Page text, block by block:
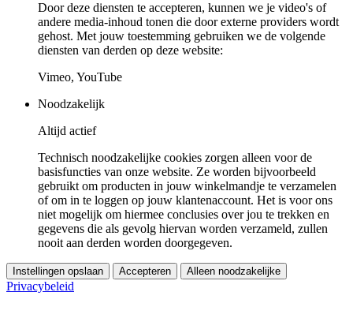
Door deze diensten te accepteren, kunnen we je video's of
andere media-inhoud tonen die door externe providers wordt
gehost. Met jouw toestemming gebruiken we de volgende
diensten van derden op deze website:
Vimeo, YouTube
Noodzakelijk
Altijd actief
Technisch noodzakelijke cookies zorgen alleen voor de
basisfuncties van onze website. Ze worden bijvoorbeeld
gebruikt om producten in jouw winkelmandje te verzamelen
of om in te loggen op jouw klantenaccount. Het is voor ons
niet mogelijk om hiermee conclusies over jou te trekken en
gegevens die als gevolg hiervan worden verzameld, zullen
nooit aan derden worden doorgegeven.
Instellingen opslaan Accepteren Alleen noodzakelijke
Privacybeleid